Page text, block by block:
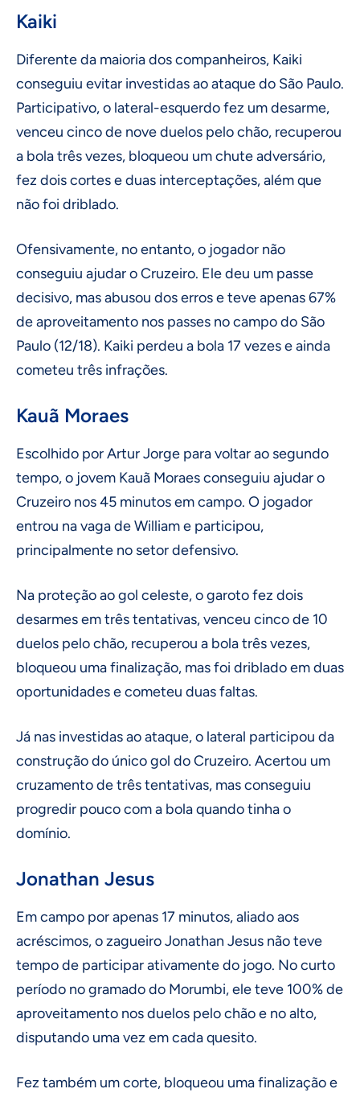
Kaiki
Diferente da maioria dos companheiros, Kaiki
conseguiu evitar investidas ao ataque do São Paulo.
Participativo, o lateral-esquerdo fez um desarme,
venceu cinco de nove duelos pelo chão, recuperou
a bola três vezes, bloqueou um chute adversário,
fez dois cortes e duas interceptações, além que
não foi driblado.
Ofensivamente, no entanto, o jogador não
conseguiu ajudar o Cruzeiro. Ele deu um passe
decisivo, mas abusou dos erros e teve apenas 67%
de aproveitamento nos passes no campo do São
Paulo (12/18). Kaiki perdeu a bola 17 vezes e ainda
cometeu três infrações.
Kauã Moraes
Escolhido por Artur Jorge para voltar ao segundo
tempo, o jovem Kauã Moraes conseguiu ajudar o
Cruzeiro nos 45 minutos em campo. O jogador
entrou na vaga de William e participou,
principalmente no setor defensivo.
Na proteção ao gol celeste, o garoto fez dois
desarmes em três tentativas, venceu cinco de 10
duelos pelo chão, recuperou a bola três vezes,
bloqueou uma finalização, mas foi driblado em duas
oportunidades e cometeu duas faltas.
Já nas investidas ao ataque, o lateral participou da
construção do único gol do Cruzeiro. Acertou um
cruzamento de três tentativas, mas conseguiu
progredir pouco com a bola quando tinha o
domínio.
Jonathan Jesus
Em campo por apenas 17 minutos, aliado aos
acréscimos, o zagueiro Jonathan Jesus não teve
tempo de participar ativamente do jogo. No curto
período no gramado do Morumbi, ele teve 100% de
aproveitamento nos duelos pelo chão e no alto,
disputando uma vez em cada quesito.
Fez também um corte, bloqueou uma finalização e